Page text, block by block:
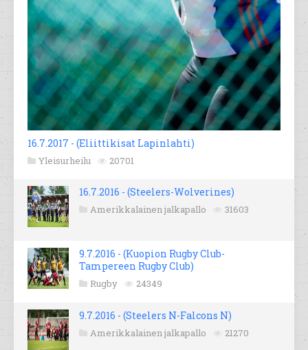
16.7.2017 - (Eliittikisat Lapinlahti)
Yleisurheilu 20701
16.7.2016 - (Steelers-Wolverines)
Amerikkalainen jalkapallo 31603
9.7.2016 - (Kuopion Rugby Club-
Tampereen Rugby Club)
Rugby 24349
9.7.2016 - (Steelers N-Falcons N)
Amerikkalainen jalkapallo 21270